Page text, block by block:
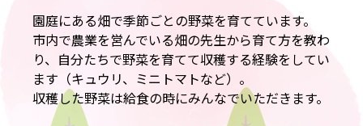
園庭にある畑で季節ごとの野菜を育てています。
市内で農業を営んでいる畑の先生から育て方を教わ
り、自分たちで野菜を育てて収穫する経験をしてい
ます（キュウリ、ミニトマトなど）。
収穫した野菜は給食の時にみんなでいただきます。